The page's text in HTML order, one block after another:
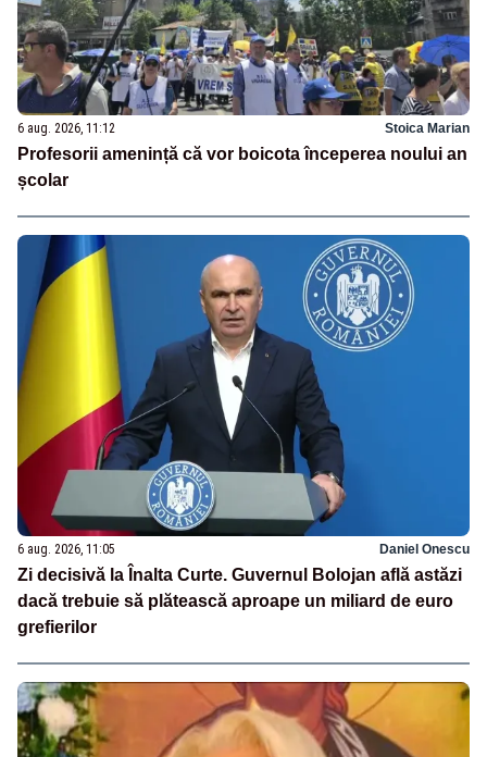
6 aug. 2026, 11:12 Stoica Marian
Profesorii amenință că vor boicota începerea noului an
școlar
6 aug. 2026, 11:05 Daniel Onescu
Zi decisivă la Înalta Curte. Guvernul Bolojan află astăzi
dacă trebuie să plătească aproape un miliard de euro
grefierilor